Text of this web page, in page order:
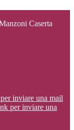
Caserta
inviare una mail
per inviare una